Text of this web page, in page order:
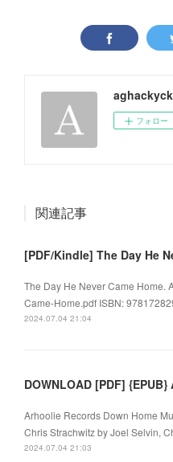
フォロー
関連記事
The Day He Never Came Home.
Came-Home.pdf ISBN:
2024.07.04 21:04
DOWNLOAD [PDF]
Arhoolie Records Down Home
Chris Strachwitz by Joel Selvin,
2024.07.04 21:03